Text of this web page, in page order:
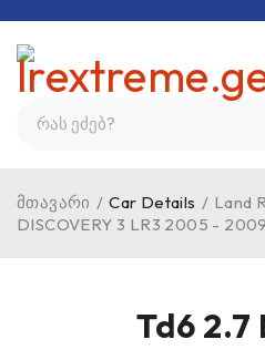
Td6 2.7
მთავარი / Car Details / Land
DISCOVERY 3 LR3 2005 - 2009